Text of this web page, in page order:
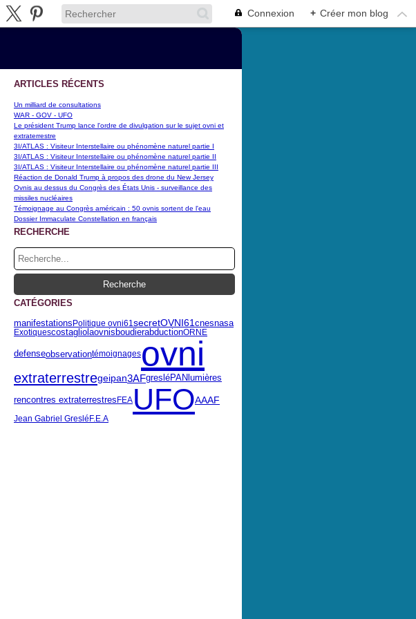
Connexion + Créer mon blog
ARTICLES RÉCENTS
Un milliard de consultations
WAR - GOV - UFO
Le président Trump lance l'ordre de divulgation sur le sujet ovni et
extraterrestre
3I/ATLAS : Visiteur Interstellaire ou phénomène naturel partie I
3I/ATLAS : Visiteur Interstellaire ou phénomène naturel partie II
3I/ATLAS : Visiteur Interstellaire ou phénomène naturel partie III
Réaction de Donald Trump à propos des drone du New Jersey
Ovnis au dessus du Congrès des États Unis - surveillance des
missiles nucléaires
Témoignage au Congrès américain : 50 ovnis sortent de l'eau
Dossier Immaculate Constellation en français
RECHERCHE
CATÉGORIES
manifestationsPolitique ovni61 secretOVNI61 cnesnasa
Exotiquescostagliolaovnis boudierabductionORNE
defenseobservationtémoignagesovni
extraterrestregeipan3AFgresléPAN lumières
rencontres extraterrestresFEA UFOAAAF
Jean Gabriel Greslé F.E.A